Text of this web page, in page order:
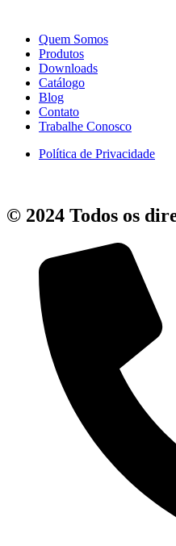
Quem Somos
Produtos
Downloads
Catálogo
Blog
Contato
Trabalhe Conosco
Política de Privacidade
© 2024 Todos os